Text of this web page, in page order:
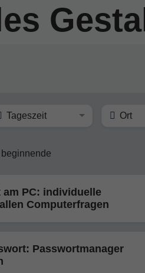
Tageszeit Ort
beginnende
am PC: individuelle
Computerfragen
Passwortmanager